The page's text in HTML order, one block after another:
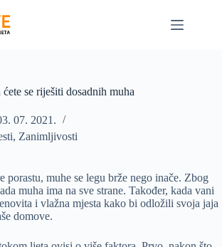
se riješiti dosadnih muha
07. 2021.
, Zanimljivosti
porastu, muhe se legu brže nego inače. Zbog
muha ima na sve strane. Također, kada vani
i vlažna mjesta kako bi odložili svoja jaja
domove.